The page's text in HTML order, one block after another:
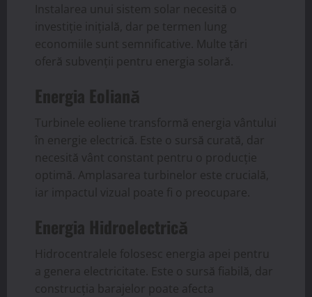
Instalarea unui sistem solar necesită o
investiție inițială, dar pe termen lung
economiile sunt semnificative. Multe țări
oferă subvenții pentru energia solară.
Energia Eoliană
Turbinele eoliene transformă energia vântului
în energie electrică. Este o sursă curată, dar
necesită vânt constant pentru o producție
optimă. Amplasarea turbinelor este crucială,
iar impactul vizual poate fi o preocupare.
Energia Hidroelectrică
Hidrocentralele folosesc energia apei pentru
a genera electricitate. Este o sursă fiabilă, dar
construcția barajelor poate afecta